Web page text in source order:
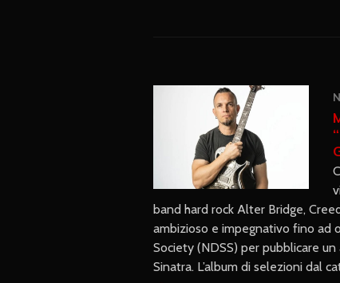
band hard rock Alter Bridge,
ambizioso e impegnativo fino ad
Society (NDSS) per pubblicare
Sinatra. L’album di selezioni dal